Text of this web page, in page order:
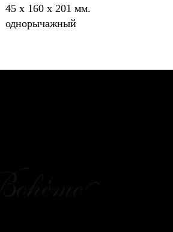
45 x 160 x 201 мм.
однорычажный